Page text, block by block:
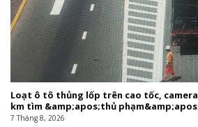
Loạt ô tô thủng lốp trên cao tốc,
km tìm &amp;apos;thủ
7 Tháng 8, 2026